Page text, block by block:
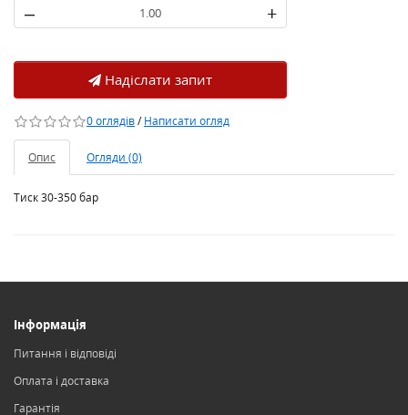
– +
Надіслати запит
0 оглядів/Написати огляд
Опис Огляди (0)
Тиск 30-350 бар
Інформація
Питання і відповіді
Оплата і доставка
Гарантія